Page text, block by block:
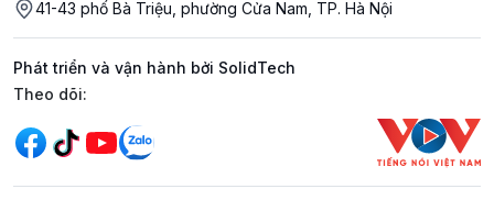
41-43 phố Bà Triệu, phường Cửa Nam, TP. Hà Nội
Phát triển và vận hành bởi SolidTech
Mạng xã hội
Theo dõi: